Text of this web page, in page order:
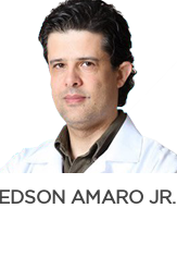
EDSON AMARO JR.